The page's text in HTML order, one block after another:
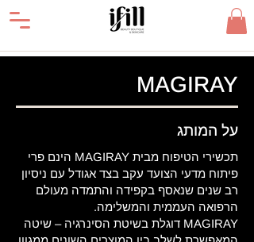
MAGIRAY
על המותג
תכשירי הטיפוח מבית MAGIRAY הינם פרי
פיתוח מדעי הצועד עקב בצד אגודל עם ניסיון
רב שנים שנאסף בקפידה והתמדה מעולם
הרפואה העממית והמשלימה.
MAGIRAY דוגלת בשיטת הסינרגיה – שיטה